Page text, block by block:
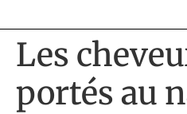
Les
portés au